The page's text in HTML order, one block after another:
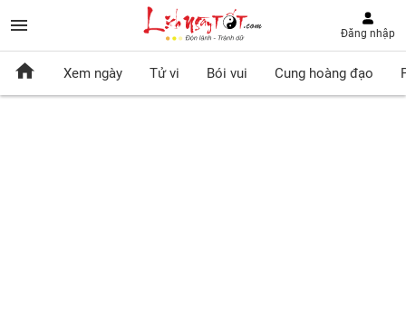
Đăng nhập
Xem ngày Tử vi Bói vui Cung hoàng đạo